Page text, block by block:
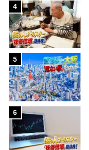
4
5
6